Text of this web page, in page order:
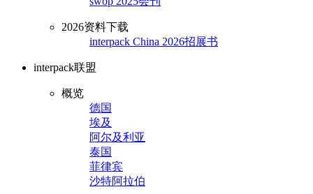
2026资料下载
interpack China 2026招展书
interpack联盟
概览
德国
埃及
阿尔及利亚
泰国
菲律宾
沙特阿拉伯